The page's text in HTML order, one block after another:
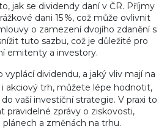
jak se dividendy daní v ČR. Příjmy
dani 15 %, což může ovlivnit
o zamezení dvojího zdanění s
tuto sazbu, což je důležité pro
emitenty a investory.
vyplácí dividendu, a jaký vliv mají na
akciový trh, můžete lépe hodnotit,
vaší investiční strategie. V praxi to
pravidelné zprávy o ziskovosti,
a změnách na trhu.